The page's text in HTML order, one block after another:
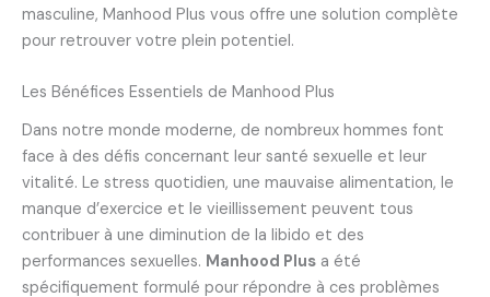
masculine, Manhood Plus vous offre une solution complète
pour retrouver votre plein potentiel.
Les Bénéfices Essentiels de Manhood Plus
Dans notre monde moderne, de nombreux hommes font
face à des défis concernant leur santé sexuelle et leur
vitalité. Le stress quotidien, une mauvaise alimentation, le
manque d’exercice et le vieillissement peuvent tous
contribuer à une diminution de la libido et des
performances sexuelles. Manhood Plus a été
spécifiquement formulé pour répondre à ces problèmes